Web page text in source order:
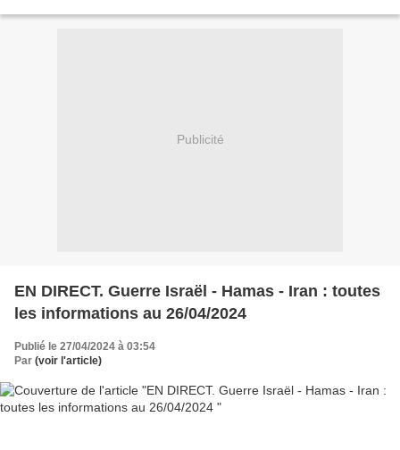
Publicité
EN DIRECT. Guerre Israël - Hamas - Iran : toutes
les informations au 26/04/2024
Publié le 27/04/2024 à 03:54
Par (voir l'article)